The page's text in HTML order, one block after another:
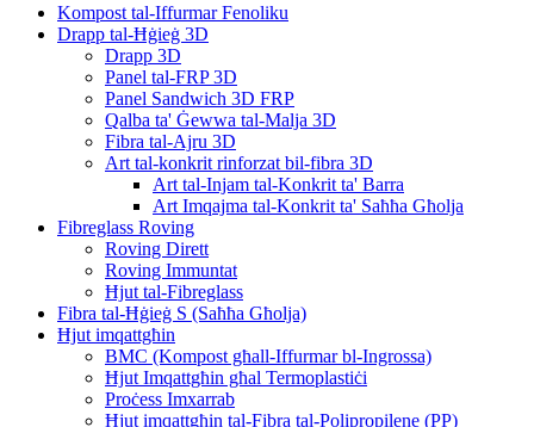
Kompost tal-Iffurmar Fenoliku
Drapp tal-Ħġieġ 3D
Drapp 3D
Panel tal-FRP 3D
Panel Sandwich 3D FRP
Qalba ta' Ġewwa tal-Malja 3D
Fibra tal-Ajru 3D
Art tal-konkrit rinforzat bil-fibra 3D
Art tal-Injam tal-Konkrit ta' Barra
Art Imqajma tal-Konkrit ta' Saħħa Għolja
Fibreglass Roving
Roving Dirett
Roving Immuntat
Ħjut tal-Fibreglass
Fibra tal-Ħġieġ S (Saħħa Għolja)
Ħjut imqattgħin
BMC (Kompost għall-Iffurmar bl-Ingrossa)
Ħjut Imqattgħin għal Termoplastiċi
Proċess Imxarrab
Ħjut imqattgħin tal-Fibra tal-Polipropilene (PP)